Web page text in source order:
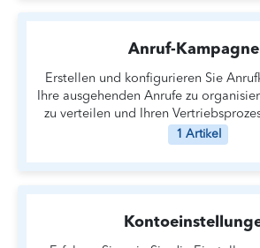
Anruf-
Erstellen und konfigurieren Sie
Ihre ausgehenden Anrufe zu
zu verteilen und Ihren
1 Artikel